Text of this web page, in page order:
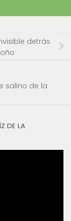
detrás
salino de la
DE LA